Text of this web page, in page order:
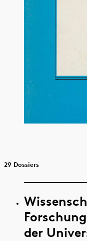
29 Dossiers
der